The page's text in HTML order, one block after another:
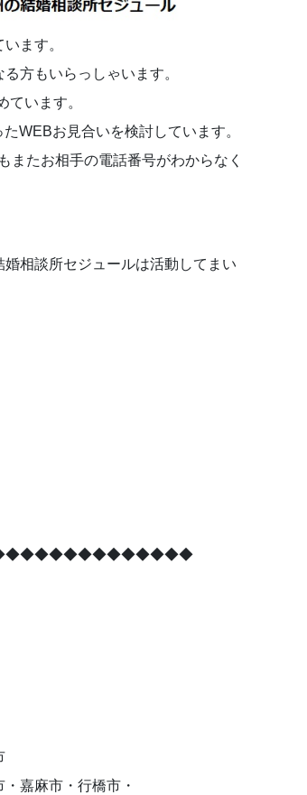
ます。
方もいらっしゃいます。
います。
WEBお見合いを検討しています。
またお相手の電話番号がわからなく
相談所セジュールは活動してまい
麻市・行橋市・